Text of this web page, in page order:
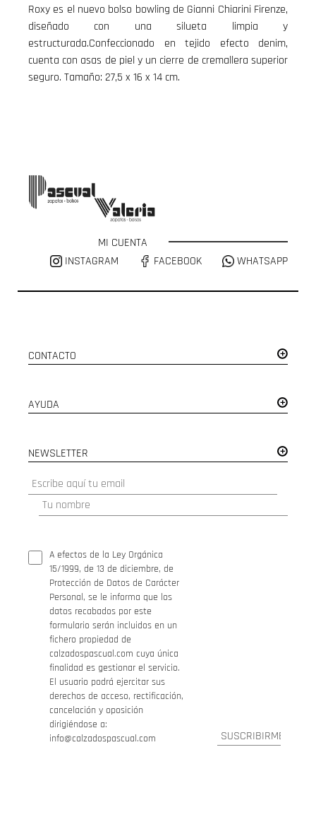
Roxy es el nuevo bolso bowling de Gianni Chiarini Firenze,
diseñado con una silueta limpia y
estructurada.Confeccionado en tejido efecto denim,
cuenta con asas de piel y un cierre de cremallera superior
seguro. Tamaño: 27,5 x 16 x 14 cm.
MI CUENTA
INSTAGRAM
FACEBOOK WHATSAPP
CONTACTO
AYUDA
NEWSLETTER
A efectos de la Ley Orgánica
15/1999, de 13 de diciembre, de
Protección de Datos de Carácter
Personal, se le informa que los
datos recabados por este
formulario serán incluidos en un
fichero propiedad de
calzadospascual.com cuya única
finalidad es gestionar el servicio.
El usuario podrá ejercitar sus
derechos de acceso, rectificación,
cancelación y oposición
dirigiéndose a:
info@calzadospascual.com